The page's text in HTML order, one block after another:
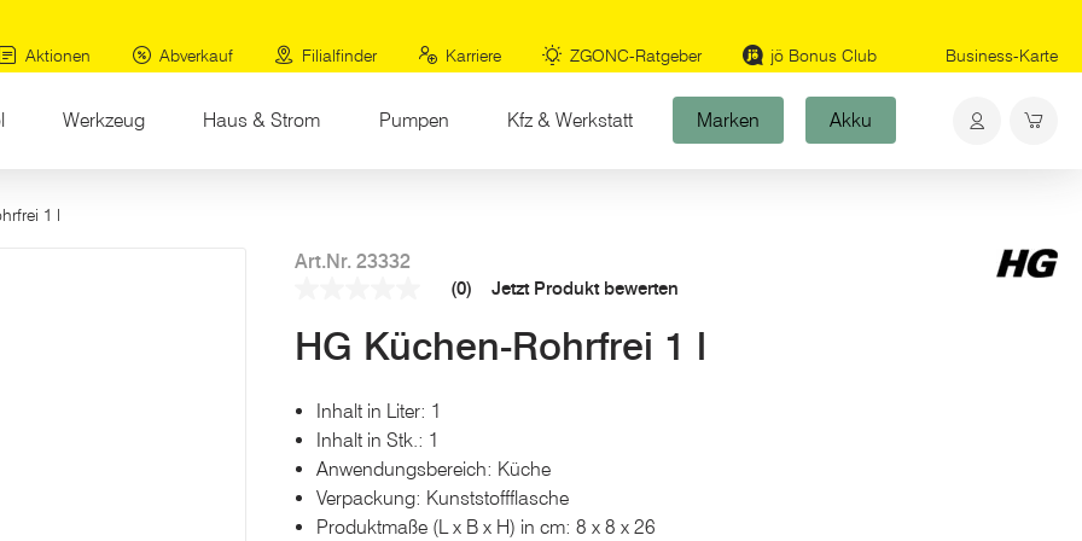
Aktionen
Abverkauf Filialfinder Karriere ZGONC-Ratgeber jö Bonus Club Business-Karte
Werkzeug Haus & Strom Pumpen Kfz & Werkstatt Marken Akku
1 l
Art.Nr. 23332
Link
auf
(0) Jetzt Produkt bewerten
HG Küchen-Rohrfrei 1 l
Inhalt in Liter: 1
Inhalt in Stk.: 1
Anwendungsbereich: Küche
Verpackung: Kunststoffflasche
Produktmaße (L x B x H) in cm: 8 x 8 x 26